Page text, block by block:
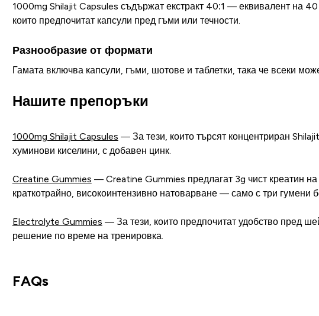
1000mg Shilajit Capsules съдържат екстракт 40:1 — еквивалент на
които предпочитат капсули пред гъми или течности.
Разнообразие от формати
Гамата включва капсули, гъми, шотове и таблетки, така че всеки
Нашите препоръки
1000mg Shilajit Capsules — За тези, които търсят концентриран
хуминови киселини, с добавен цинк.
Creatine Gummies — Creatine Gummies предлагат 3g чист креатин
краткотрайно, високоинтензивно натоварване — само с три гумени
Electrolyte Gummies — За тези, които предпочитат удобство пред
решение по време на тренировка.
FAQs